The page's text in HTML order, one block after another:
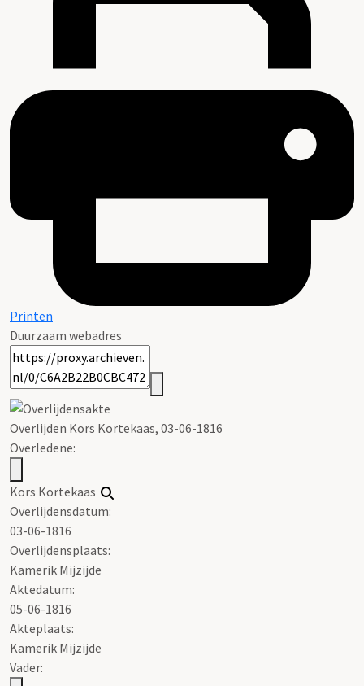
Printen
Duurzaam webadres
Overlijden Kors Kortekaas, 03-06-1816
Overledene:
Kors Kortekaas
Overlijdensdatum:
03-06-1816
Overlijdensplaats:
Kamerik Mijzijde
Aktedatum:
05-06-1816
Akteplaats:
Kamerik Mijzijde
Vader: